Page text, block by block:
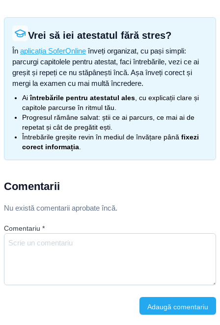
Vrei să iei atestatul fără stres?
În aplicația SoferOnline înveți organizat, cu pași simpli:
parcurgi capitolele pentru atestat, faci întrebările, vezi ce ai
greșit și repeți ce nu stăpânești încă. Așa înveți corect și
mergi la examen cu mai multă încredere.
Aiîntrebările pentru atestatul ales , cu explicații clare și
capitole parcurse în ritmul tău.
Progresul rămâne salvat: știi ce ai parcurs, ce mai ai de
repetat și cât de pregătit ești.
Întrebările greșite revin în mediul de învățare până fixezi
corect informația
Comentarii
Nu există comentarii aprobate încă.
Comentariu *
Adaugă comentariu